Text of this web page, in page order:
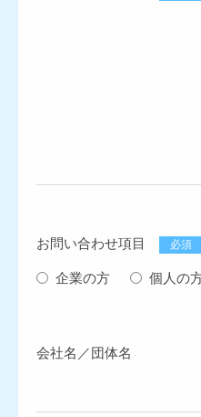
お問い合わせ項目 必須
企業の方 個人の
会社名／団体名